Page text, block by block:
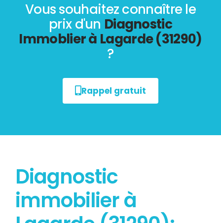
Vous souhaitez connaître le
prix d'un Diagnostic
Immoblier à Lagarde (31290)
?
Rappel gratuit
Diagnostic
immobilier à